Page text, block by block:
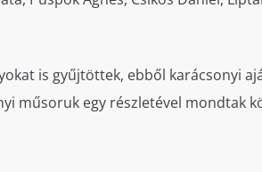
is gyűjtöttek, ebből karácsonyi
műsoruk egy részletével mondtak